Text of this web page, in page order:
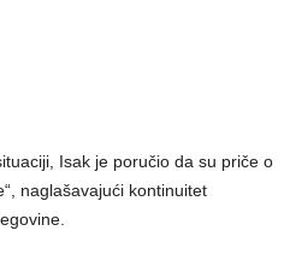
Isak je poručio da su priče o
naglašavajući kontinuitet